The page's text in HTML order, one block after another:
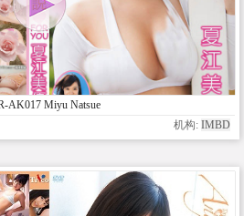
AK017 Miyu Natsue
机构: IMBD